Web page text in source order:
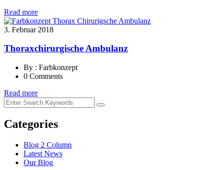
Read more
3. Februar 2018
Thoraxchirurgische Ambulanz
By : Farbkonzept
0 Comments
Read more
Categories
Blog 2 Column
Latest News
Our Blog